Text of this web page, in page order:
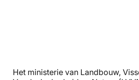
Het ministerie van Landbouw,